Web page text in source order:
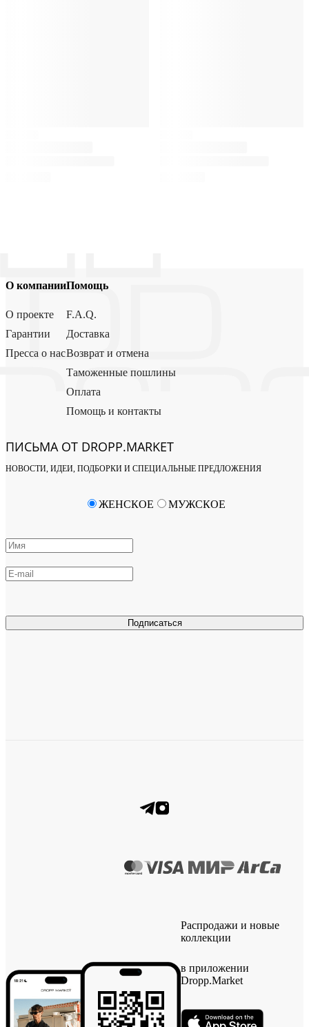
О компании
О проекте
Гарантии
Пресса о нас
Помощь
F.A.Q.
Доставка
Возврат и отмена
Таможенные пошлины
Оплата
Помощь и контакты
ПИСЬМА ОТ DROPP.MARKET
НОВОСТИ, ИДЕИ, ПОДБОРКИ И СПЕЦИАЛЬНЫЕ ПРЕДЛОЖЕНИЯ
Подписаться
ЖЕНСКОЕ МУЖСКОЕ
Распродажи и новые
коллекции
в приложении
Dropp.Market